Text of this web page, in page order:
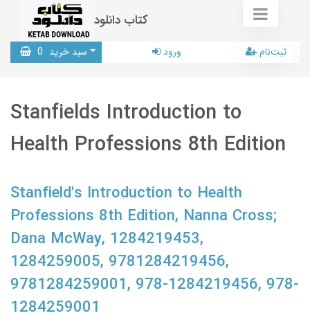
کتاب دانلود
سبد خرید 0 ورود ثبت‌نام
Stanfields Introduction to
Health Professions 8th Edition
Stanfield's Introduction to Health
Professions 8th Edition, Nanna Cross;
Dana McWay, 1284219453,
1284259005, 9781284219456,
9781284259001, 978-1284219456, 978-
1284259001